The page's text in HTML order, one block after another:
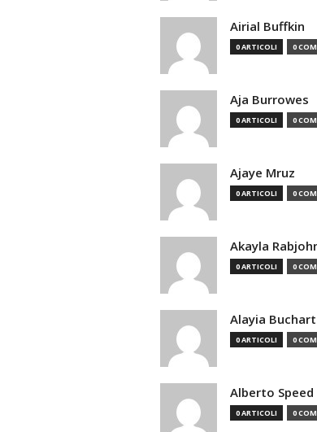
Airial Buffkin
0 ARTICOLI 0
Aja Burrowes
0 ARTICOLI 0
Ajaye Mruz
0 ARTICOLI 0
Akayla
0 ARTICOLI 0
Alayia
0 ARTICOLI 0
Alberto Speed
0 ARTICOLI 0